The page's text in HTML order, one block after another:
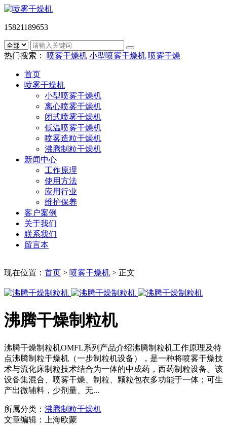
15821189653
热门搜索： 喷雾干燥机 小型喷雾干燥机 喷雾干燥
首页
喷雾干燥机
小型喷雾干燥机
离心喷雾干燥机
闭式喷雾干燥机
低温喷雾干燥机
喷雾造粒干燥机
沸腾制粒干燥机
新闻中心
工作原理
使用方法
应用行业
维护保养
客户案例
关于我们
联系我们
留言本
现在位置： 首页 > 喷雾干燥机 > 正文
沸腾干燥制粒机
沸腾干燥制粒机OMFL系列产品介绍沸腾制粒机工作原理及特
点沸腾制粒干燥机（一步制粒机设备），是一种将喷雾干燥技
术与流化床制粒技术结合为一体的中成药，西药制粒设备。该
设备集混合、喷雾干燥、制粒、颗粒包衣多功能于一体；可生
产出微辅料，少剂量、无...
所属分类： 沸腾制粒干燥机
文章编辑：上海欧蒙